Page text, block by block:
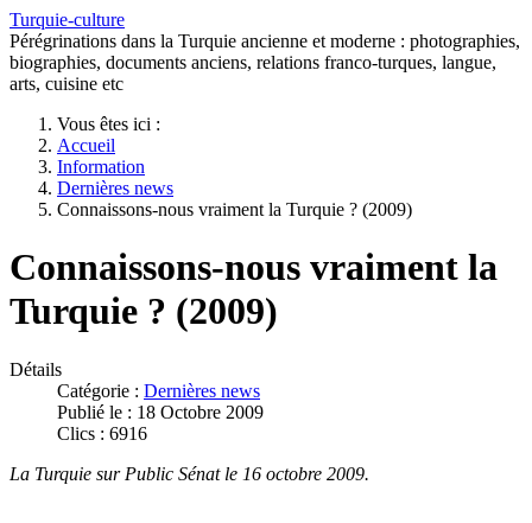
Turquie-culture
Pérégrinations dans la Turquie ancienne et moderne : photographies,
biographies, documents anciens, relations franco-turques, langue,
arts, cuisine etc
Vous êtes ici :
Accueil
Information
Dernières news
Connaissons-nous vraiment la Turquie ? (2009)
Connaissons-nous vraiment la
Turquie ? (2009)
Détails
Catégorie : Dernières news
Publié le : 18 Octobre 2009
Clics : 6916
La Turquie sur Public Sénat le 16 octobre 2009.